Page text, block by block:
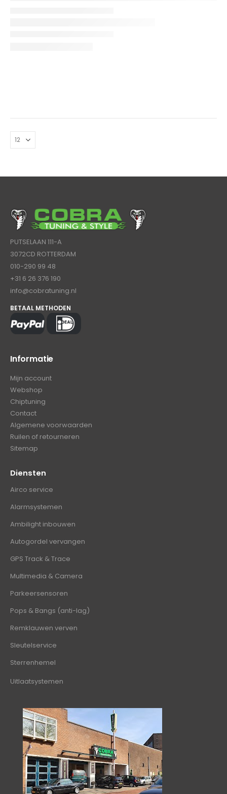
PUTSELAAN 111-A
3072CD ROTTERDAM
010-290 99 48
+31 6 26 376 190
info@cobratuning.nl
BETAAL METHODEN
Informatie
Mijn account
Webshop
Chiptuning
Contact
Algemene voorwaarden
Ruilen of retourneren
Sitemap
Diensten
Airco service
Alarmsystemen
Ambilight inbouwen
Autogordel vervangen
GPS Track & Trace
Multimedia & Camera
Parkeersensoren
Pops & Bangs (anti-lag)
Remklauwen verven
Sleutelservice
Sterrenhemel
Uitlaatsystemen